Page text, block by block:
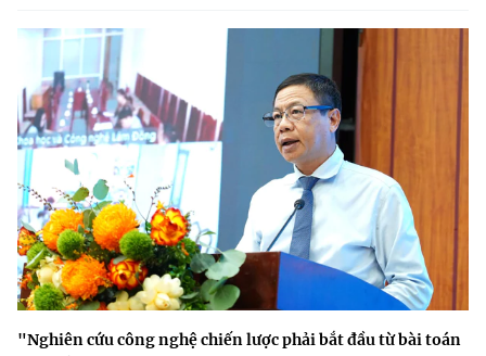
"Nghiên cứu công nghệ chiến lược phải bắt đầu từ bài toán